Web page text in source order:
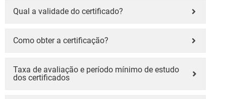
Qual a validade do certificado?
Como obter a certificação?
Taxa de avaliação e período mínimo de estudo
dos certificados